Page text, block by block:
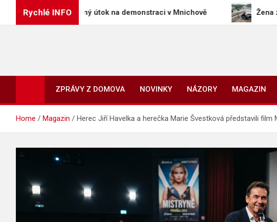
Rychlé INFO
za úmyslný útok na demonstraci v Mnichově Žena
Zprávy,
ZPRÁVY Z DOMOVA
NOVINKY NÁZORY MAGAZIN
Home Magazin Herec Jiří Havelka a herečka Marie Švestková představili film